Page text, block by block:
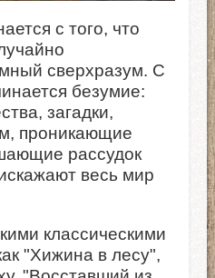
с того, что
сверхразум. С
безумие:
загадки,
проникающие
рассудок
весь мир
классическими
"Хижина в лесу",